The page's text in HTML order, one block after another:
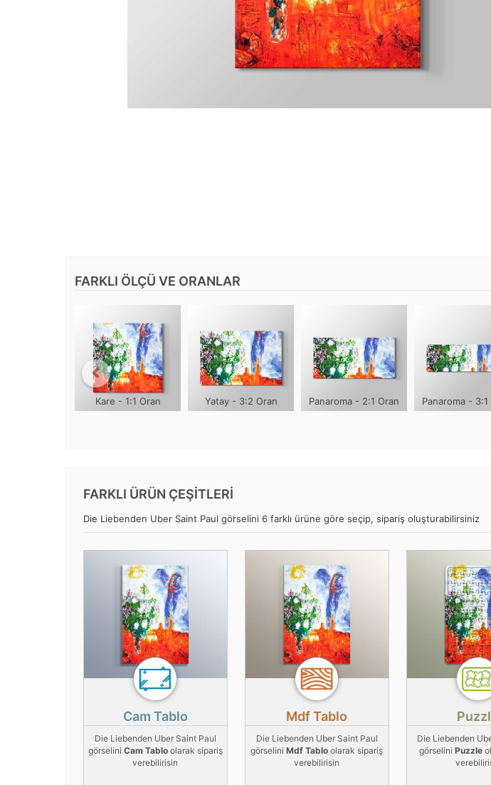
FARKLI ÖLÇÜ VE ORANLAR
Kare - 1:1 Oran Yatay - 3:2 Oran Panaroma - 2:1 Oran Panaroma - 3:1
FARKLI ÜRÜN ÇEŞİTLERİ
Die Liebenden Uber Saint Paul görselini 6 farklı ürüne göre seçip, sipariş oluşturabilirsiniz
Cam Tablo
Die Liebenden Uber Saint Paul
görselini Cam Tabloolarak sipariş
verebilirisin
Mdf Tablo
Die Liebenden Uber Saint Paul
görseliniMdf Tablo olarak sipariş
verebilirisin
Die Liebenden
görselini Puzzle